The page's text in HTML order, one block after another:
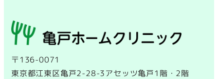
〒136-0071
東京都江東区亀戸2-28-3アセッツ亀戸1階・2階